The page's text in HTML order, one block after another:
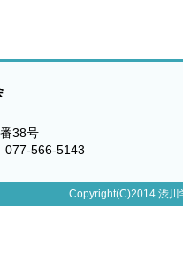
38号
077-566-5143
Copyright(C)2014 渋川